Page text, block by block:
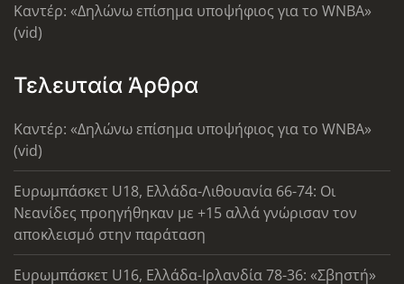
Καντέρ: «Δηλώνω επίσημα υποψήφιος για το WNBA»
(vid)
Τελευταία Άρθρα
Καντέρ: «Δηλώνω επίσημα υποψήφιος για το WNBA»
(vid)
Ευρωμπάσκετ U18, Ελλάδα-Λιθουανία 66-74: Οι
Νεανίδες προηγήθηκαν με +15 αλλά γνώρισαν τον
αποκλεισμό στην παράταση
Ευρωμπάσκετ U16, Ελλάδα-Ιρλανδία 78-36: «Σβηστή»